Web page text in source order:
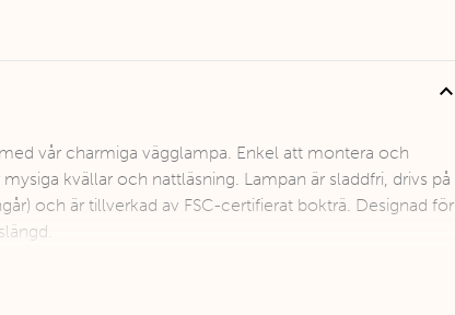
expand_less
vår charmiga vägglampa. Enkel att montera och
kvällar och nattläsning. Lampan är sladdfri, drivs på
och är tillverkad av FSC-certifierat bokträ. Designad för